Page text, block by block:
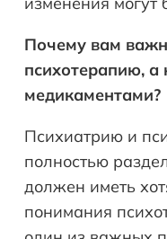
Почему вам
психотерапию, а
медикаментами?
Психиатрию и
полностью
должен иметь
понимания